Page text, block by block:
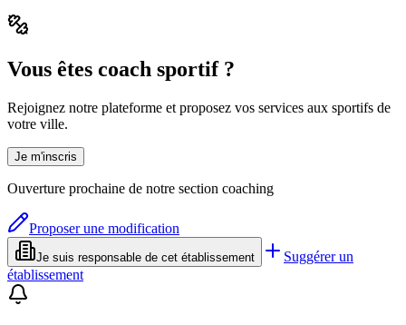
Vous êtes coach sportif ?
Rejoignez notre plateforme et proposez vos services aux sportifs de
votre ville.
Je m'inscris
Ouverture prochaine de notre section coaching
Proposer une modification
Je suis responsable de cet établissement
Suggérer un
établissement